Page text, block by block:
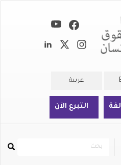
عربية
التبرع الآن
Rechercher
بحث